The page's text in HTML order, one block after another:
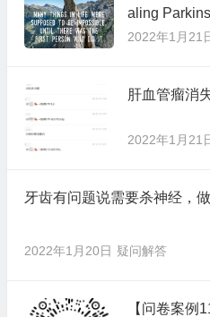
aling
2022年1月21
肝血管瘤消
2022年1月21
牙齿有问题说需要杀神经，
2022年1月20日 疑问解答
【问卷案例